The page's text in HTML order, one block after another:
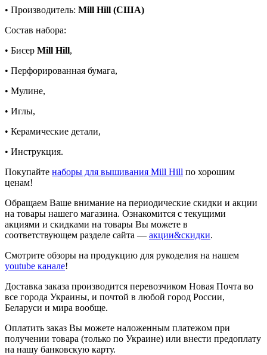
• Производитель: Mill Hill (США)
Состав набора:
• Бисер Mill Hill,
• Перфорированная бумага,
• Мулине,
• Иглы,
• Керамические детали,
• Инструкция.
Покупайте наборы для вышивания Mill Hill по хорошим
ценам!
Обращаем Ваше внимание на периодические скидки и акции
на товары нашего магазина. Ознакомится с текущими
акциями и скидками на товары Вы можете в
соответствующем разделе сайта — акции&скидки.
Смотрите обзоры на продукцию для рукоделия на нашем
youtube канале!
Доставка заказа производится перевозчиком Новая Почта во
все города Украины, и почтой в любой город России,
Беларуси и мира вообще.
Оплатить заказ Вы можете наложенным платежом при
получении товара (только по Украине) или внести предоплату
на нашу банковскую карту.